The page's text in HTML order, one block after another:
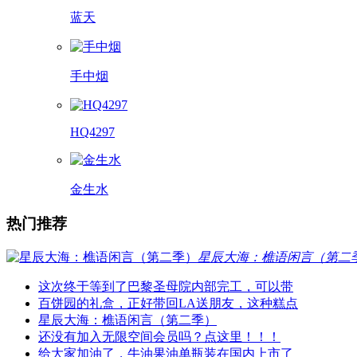
蓝天
手中烟
HQ4297
金生水
热门推荐
星辰大海：樵语闲言（第二
这次终于等到了巴黎圣母院内部完工，可以带
百饼园的礼盒，正好带回LA送朋友，这种糕点
星辰大海：樵语闲言（第二季）
还没有加入无限空间会员吗？点这里！！！
给大家加油了，牛油果油单瓶装在国内上市了